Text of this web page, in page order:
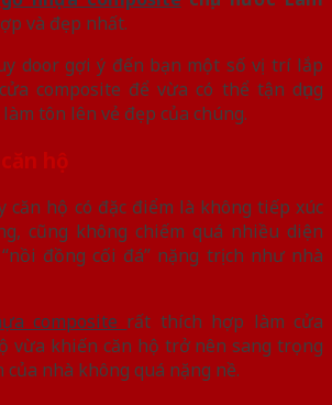
và đẹp nhất.
door gợi ý đến bạn một số vị trí lắp
composite để vừa có thể tận dụng
tôn lên vẻ đẹp của chúng.
hộ
căn hộ có đặc điểm là không tiếp xúc
cũng không chiếm quá nhiều diện
đồng cối đá” nặng trịch như nhà
composite rất thích hợp làm cửa
vừa khiến căn hộ trở nên sang trọng
nhà không quá nặng nề.